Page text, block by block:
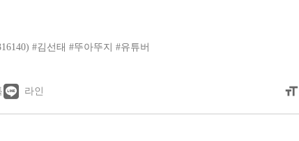
#김선태 #뚜아뚜지 #유튜버
라인 format_size